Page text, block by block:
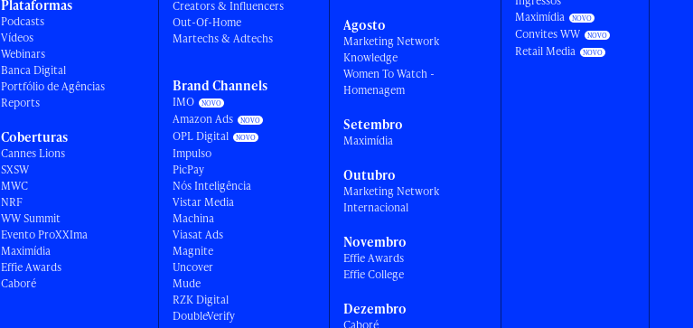
Plataformas
Podcasts
Vídeos
Webinars
Banca Digital
Portfólio de Agências
Reports
Coberturas
Cannes Lions
SXSW
MWC
NRF
WW Summit
Evento ProXXIma
Maximídia
Effie Awards
Caboré
Creators & Influencers
Out-Of-Home
Martechs & Adtechs
Brand Channels
IMO
Amazon Ads
OPL Digital
Impulso
PicPay
Nós Inteligência
Vistar Media
Machina
Viasat Ads
Magnite
Uncover
Mude
RZK Digital
DoubleVerify
Agosto
Marketing Network
Knowledge
Women To Watch -
Homenagem
Setembro
Maximídia
Outubro
Marketing Network
Internacional
Novembro
Effie Awards
Effie College
Dezembro
Maximídia
Convites WW
Retail Media